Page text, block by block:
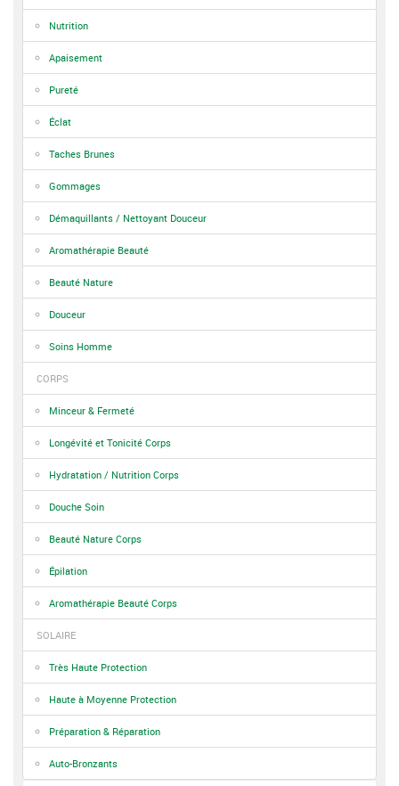
Nutrition
Apaisement
Pureté
Éclat
Taches Brunes
Gommages
Démaquillants / Nettoyant Douceur
Aromathérapie Beauté
Beauté Nature
Douceur
Soins Homme
CORPS
Minceur & Fermeté
Longévité et Tonicité Corps
Hydratation / Nutrition Corps
Douche Soin
Beauté Nature Corps
Épilation
Aromathérapie Beauté Corps
SOLAIRE
Très Haute Protection
Haute à Moyenne Protection
Préparation & Réparation
Auto-Bronzants